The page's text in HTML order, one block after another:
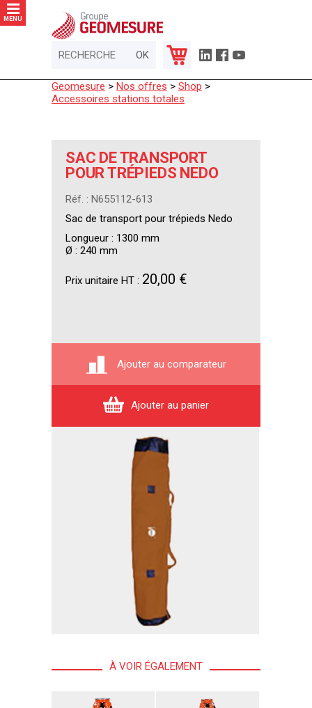
MENU
Geomesure > Nos offres > Shop >
Accessoires stations totales
SAC DE TRANSPORT
POUR TRÉPIEDS NEDO
Réf. : N655112-613
Sac de transport pour trépieds Nedo
Longueur : 1300 mm
Ø : 240 mm
Prix unitaire HT : 20,00 €
Ajouter au comparateur
Ajouter au panier
À VOIR ÉGALEMENT
Panneau de gestion des cookies